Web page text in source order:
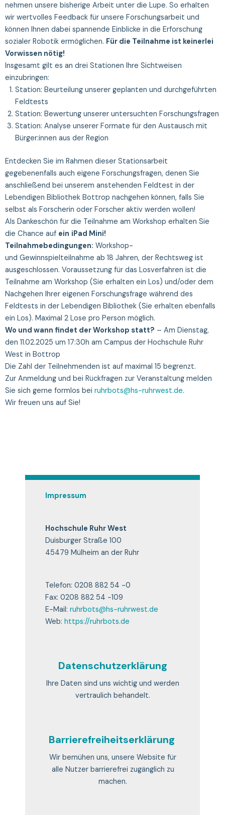
nehmen unsere bisherige Arbeit unter die Lupe. So erhalten
wir wertvolles Feedback für unsere Forschungsarbeit und
können Ihnen dabei spannende Einblicke in die Erforschung
sozialer Robotik ermöglichen. Für die Teilnahme ist keinerlei
Vorwissen nötig!
Insgesamt gilt es an drei Stationen Ihre Sichtweisen
einzubringen:
Station: Beurteilung unserer geplanten und durchgeführten
Feldtests
Station: Bewertung unserer untersuchten Forschungsfragen
Station: Analyse unserer Formate für den Austausch mit
Bürger:innen aus der Region
Entdecken Sie im Rahmen dieser Stationsarbeit
gegebenenfalls auch eigene Forschungsfragen, denen Sie
anschließend bei unserem anstehenden Feldtest in der
Lebendigen Bibliothek Bottrop nachgehen können, falls Sie
selbst als Forscherin oder Forscher aktiv werden wollen!
Als Dankeschön für die Teilnahme am Workshop erhalten Sie
die Chance auf ein iPad Mini!
Teilnahmebedingungen: Workshop-
und Gewinnspielteilnahme ab 18 Jahren, der Rechtsweg ist
ausgeschlossen. Voraussetzung für das Losverfahren ist die
Teilnahme am Workshop (Sie erhalten ein Los) und/oder dem
Nachgehen Ihrer eigenen Forschungsfrage während des
Feldtests in der Lebendigen Bibliothek (Sie erhalten ebenfalls
ein Los). Maximal 2 Lose pro Person möglich.
Wo und wann findet der Workshop statt? – Am Dienstag,
den 11.02.2025 um 17:30h am Campus der Hochschule Ruhr
West in Bottrop
Die Zahl der Teilnehmenden ist auf maximal 15 begrenzt.
Zur Anmeldung und bei Rückfragen zur Veranstaltung melden
Sie sich gerne formlos bei ruhrbots@hs-ruhrwest.de.
Wir freuen uns auf Sie!
Impressum
Hochschule Ruhr West
Duisburger Straße 100
45479 Mülheim an der Ruhr
Telefon: 0208 882 54 -0
Fax: 0208 882 54 -109
E-Mail: ruhrbots@hs-ruhrwest.de
Web: https://ruhrbots.de
Datenschutzerklärung
Ihre Daten sind uns wichtig und werden
vertraulich behandelt.
Barrierefreiheitserklärung
Wir bemühen uns, unsere Website für
alle Nutzer barrierefrei zugänglich zu
machen.